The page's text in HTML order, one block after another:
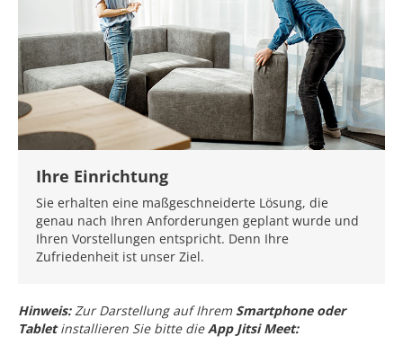
Ihre Einrichtung
Sie erhalten eine maßgeschneiderte Lösung, die
genau nach Ihren Anforderungen geplant wurde und
Ihren Vorstellungen entspricht. Denn Ihre
Zufriedenheit ist unser Ziel.
Hinweis: Zur Darstellung auf Ihrem Smartphone oder
Tabletinstallieren Sie bitte dieApp Jitsi Meet: